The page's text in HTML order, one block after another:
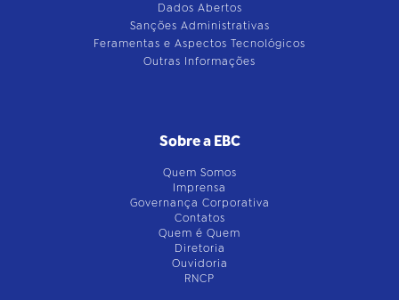
Dados Abertos
Sanções Administrativas
Feramentas e Aspectos Tecnológicos
Outras Informações
Sobre a EBC
Quem Somos
Imprensa
Governança Corporativa
Contatos
Quem é Quem
Diretoria
Ouvidoria
RNCP